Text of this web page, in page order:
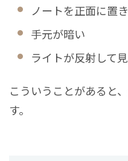
ノートを正面に置
手元が暗い
ライトが反射して
こういうことがあると
す。